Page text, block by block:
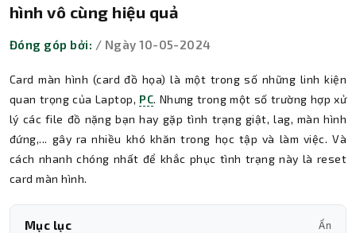
hình vô cùng hiệu quả
Đóng góp bởi: / Ngày 10-05-2024
Card màn hình (card đồ họa) là một trong số những linh kiện
quan trọng của Laptop, PC. Nhưng trong một số trường hợp xử
lý các file đồ nặng bạn hay gặp tình trạng giật, lag, màn hình
đứng,... gây ra nhiều khó khăn trong học tập và làm việc. Và
cách nhanh chóng nhất để khắc phục tình trạng này là reset
card màn hình.
Mục lục Ẩn